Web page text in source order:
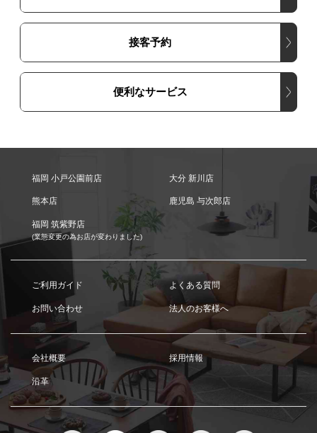
接客予約
便利なサービス
福岡 小戸公園前店 大分 新川店
熊本店 鹿児島 与次郎店
福岡 筑紫野店
(業態変更の為お店が変わりました)
ご利用ガイド よくある質問
お問い合わせ 法人のお客様へ
会社概要 採用情報
沿革